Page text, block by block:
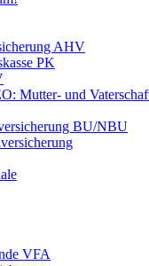
AHV
PK
Mutter- und
BU/NBU
VFA